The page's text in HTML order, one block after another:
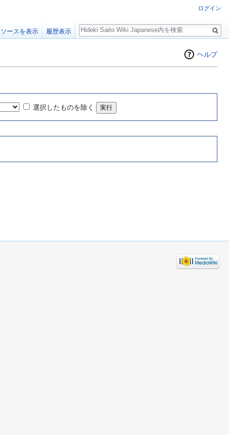
ヘルプ
選択したものを除く
ログイン
ソースを表示 履歴表示
検
索